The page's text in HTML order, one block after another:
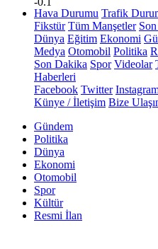
Hava Durumu Trafik
Fikstür Tüm Manşetler
Dünya Eğitim Ekonomi
Medya Otomobil Politika
Son Dakika Spor Videolar
Haberleri
Facebook Twitter
Künye / İletişim Bize
Gündem
Politika
Dünya
Ekonomi
Otomobil
Spor
Kültür
Resmi İlan